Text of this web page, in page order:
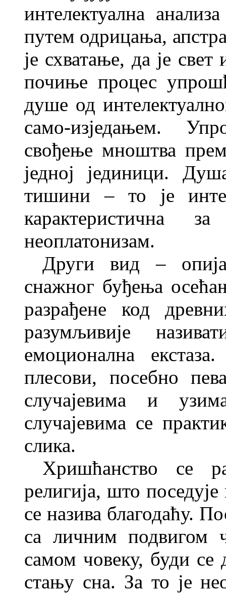
интелектуална
путем одрицања,
је схватање, да је свет
почиње процес
душе од
само-изједањем.
свођење мноштва
једној јединици.
тишини – то је
карактеристична
неоплатонизам.
Други вид –
снажног буђења
разрађене код
разумљивије
емоционална
плесови, посебно
случајевима и
случајевима се
слика.
Хришћанство се
религија, што
се назива благодаћу.
са личним подвигом
самом човеку, буди се
стању сна. За то је